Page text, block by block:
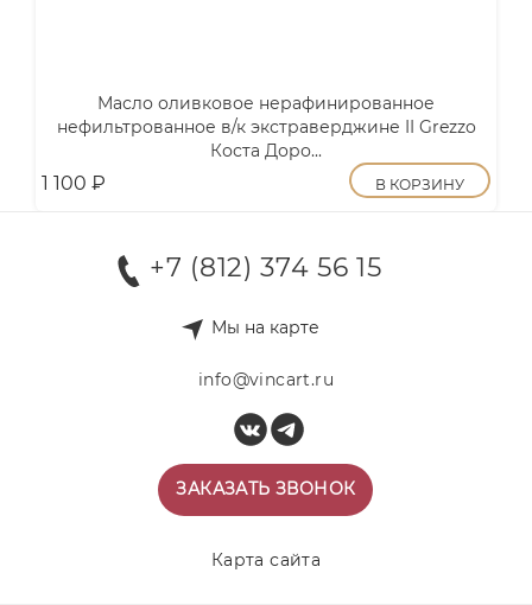
Масло оливковое нерафинированное
нефильтрованное в/к экстраверджине II Grezzo
Коста Доро...
1 100 ₽ В КОРЗИНУ
+7 (812) 374 56 15
Мы на карте
info@vincart.ru
ЗАКАЗАТЬ ЗВОНОК
Карта сайта